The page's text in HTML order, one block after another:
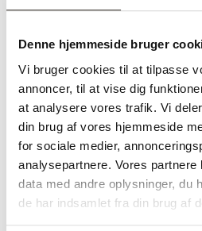
Denne hjemmeside bruger
Vi bruger cookies til at tilpasse
annoncer, til at vise dig
at analysere vores trafik. Vi
din brug af vores hjemmeside
for sociale medier,
analysepartnere. Vores
data med andre oplysninger, du
de har indsamlet fra din brug af
indretningen, så selvfølgelig
Vores bordben til sideborde er i
så det kan passe ind i mange
nordisk design er der
Vi udvider løbende vores sortiment,
bordben, som findes til spisebord,
sofa- eller sidebord, så er du
fleste modeller kan laves i træ i